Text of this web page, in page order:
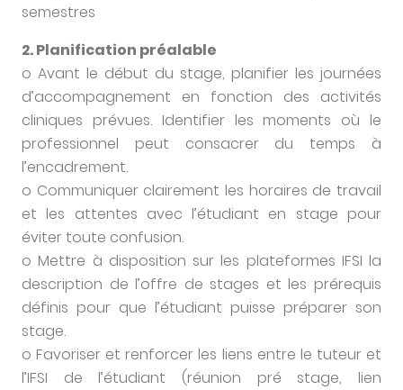
semestres
2. Planification préalable
o Avant le début du stage, planifier les journées
d’accompagnement en fonction des activités
cliniques prévues. Identifier les moments où le
professionnel peut consacrer du temps à
l’encadrement.
o Communiquer clairement les horaires de travail
et les attentes avec l’étudiant en stage pour
éviter toute confusion.
o Mettre à disposition sur les plateformes IFSI la
description de l’offre de stages et les prérequis
définis pour que l’étudiant puisse préparer son
stage.
o Favoriser et renforcer les liens entre le tuteur et
l’IFSI de l’étudiant (réunion pré stage, lien